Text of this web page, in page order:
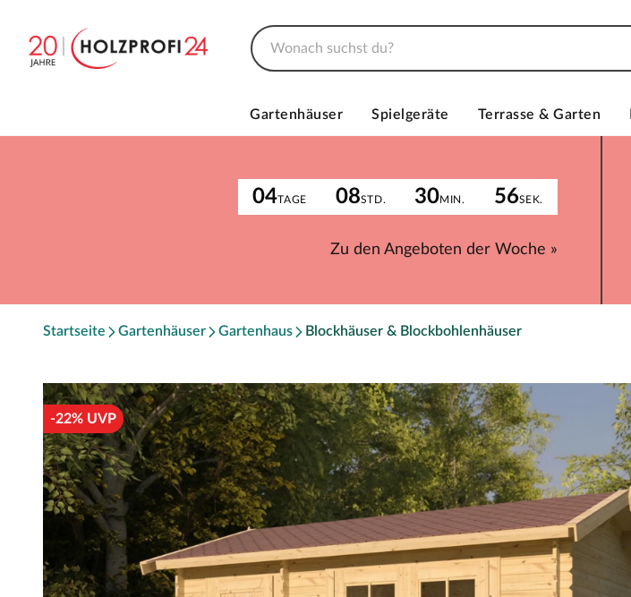
Gartenhäuser Spielgeräte Terrasse & Garten
04TAGE 08STD. 30MIN. 56SEK.
Zu den Angeboten der Woche »
Startseite Gartenhäuser Gartenhaus Blockhäuser & Blockbohlenhäuser
-22% UVP